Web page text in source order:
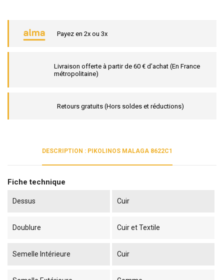
Payez en 2x ou 3x
Livraison offerte à partir de 60 € d’achat (En France
métropolitaine)
Retours gratuits (Hors soldes et réductions)
DESCRIPTION : PIKOLINOS MALAGA 8622C1
Fiche technique
Dessus Cuir
Doublure Cuir et Textile
Semelle Intérieure Cuir